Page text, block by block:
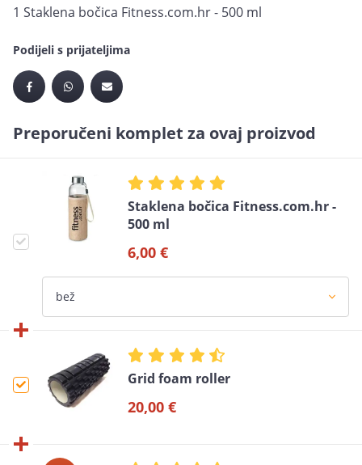
1 Staklena bočica Fitness.com.hr - 500 ml
Podijeli s prijateljima
Preporučeni komplet za ovaj proizvod
Staklena bočica Fitness.com.hr -
500 ml
6,00 €
Grid foam roller
20,00 €